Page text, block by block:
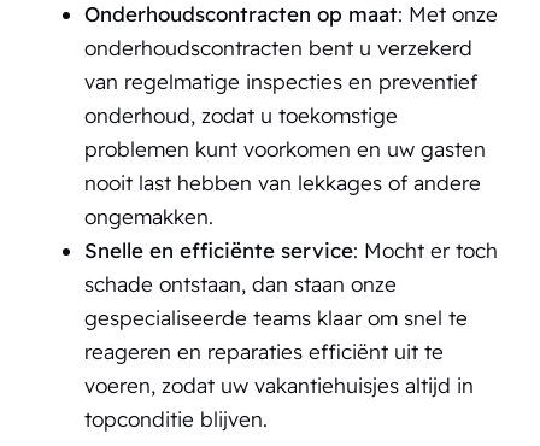
Onderhoudscontracten op maat: Met onze
onderhoudscontracten bent u verzekerd
van regelmatige inspecties en preventief
onderhoud, zodat u toekomstige
problemen kunt voorkomen en uw gasten
nooit last hebben van lekkages of andere
ongemakken.
Snelle en efficiënte service: Mocht er toch
schade ontstaan, dan staan onze
gespecialiseerde teams klaar om snel te
reageren en reparaties efficiënt uit te
voeren, zodat uw vakantiehuisjes altijd in
topconditie blijven.